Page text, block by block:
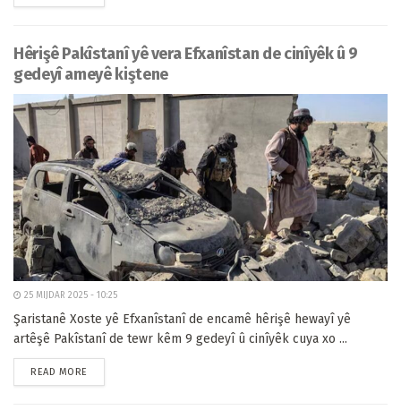
Hêrişê Pakîstanî yê vera Efxanîstan de cinîyêk û 9
gedeyî ameyê kiştene
25 MIJDAR 2025 - 10:25
Şaristanê Xoste yê Efxanîstanî de encamê hêrişê hewayî yê
artêşê Pakîstanî de tewr kêm 9 gedeyî û cinîyêk cuya xo ...
READ MORE